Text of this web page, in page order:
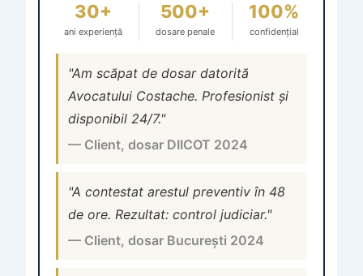
30+
ani experiență
500+
dosare penale
100%
confidențial
"Am scăpat de dosar datorită
Avocatului Costache. Profesionist și
disponibil 24/7."
— Client, dosar DIICOT 2024
"A contestat arestul preventiv în 48
de ore. Rezultat: control judiciar."
— Client, dosar București 2024